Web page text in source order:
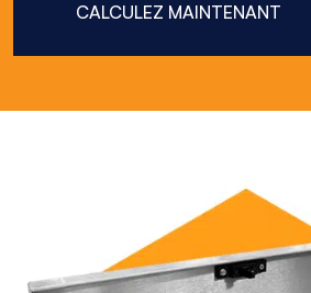
CALCULEZ MAINTENANT